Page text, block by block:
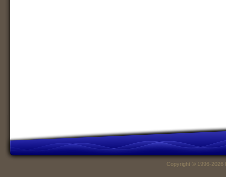
Copyright © 1996-2026